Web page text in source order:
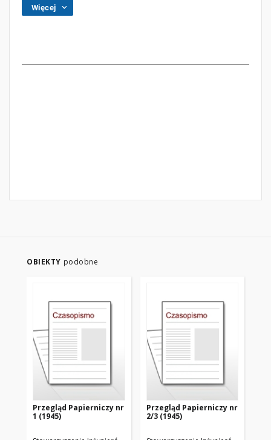
Więcej
OBIEKTY podobne
Przegląd Papierniczy nr
1 (1945)
Przegląd Papierniczy nr
2/3 (1945)